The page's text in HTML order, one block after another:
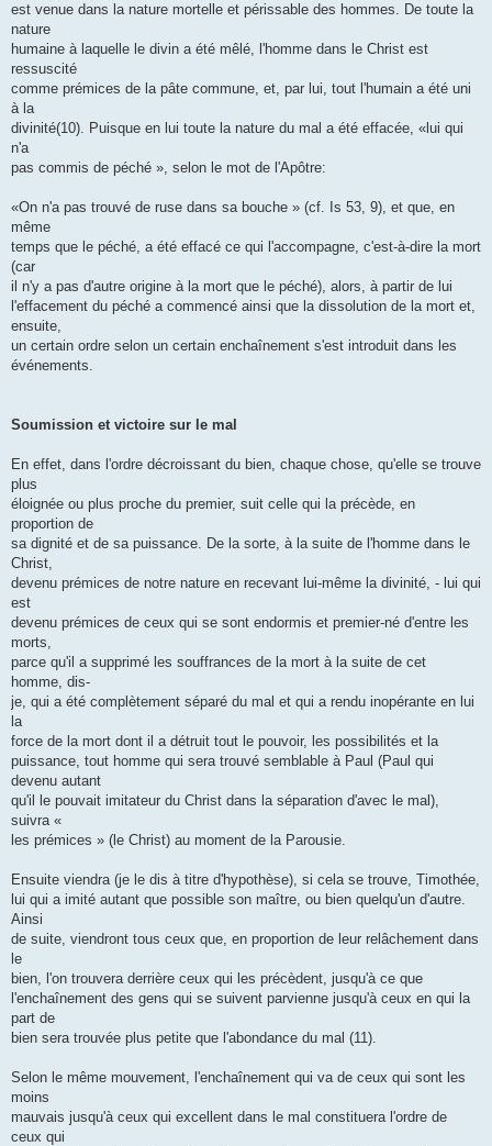
est venue dans la nature mortelle et périssable des hommes. De toute la
nature
humaine à laquelle le divin a été mêlé, l'homme dans le Christ est
ressuscité
comme prémices de la pâte commune, et, par lui, tout l'humain a été uni
à la
divinité(10). Puisque en lui toute la nature du mal a été effacée, «lui qui
n'a
pas commis de péché », selon le mot de l'Apôtre:
«On n'a pas trouvé de ruse dans sa bouche » (cf. Is 53, 9), et que, en
même
temps que le péché, a été effacé ce qui l'accompagne, c'est-à-dire la mort
(car
il n'y a pas d'autre origine à la mort que le péché), alors, à partir de lui
l'effacement du péché a commencé ainsi que la dissolution de la mort et,
ensuite,
un certain ordre selon un certain enchaînement s'est introduit dans les
événements.
Soumission et victoire sur le mal
En effet, dans l'ordre décroissant du bien, chaque chose, qu'elle se trouve
plus
éloignée ou plus proche du premier, suit celle qui la précède, en
proportion de
sa dignité et de sa puissance. De la sorte, à la suite de l'homme dans le
Christ,
devenu prémices de notre nature en recevant lui-même la divinité, - lui qui
est
devenu prémices de ceux qui se sont endormis et premier-né d'entre les
morts,
parce qu'il a supprimé les souffrances de la mort à la suite de cet
homme, dis-
je, qui a été complètement séparé du mal et qui a rendu inopérante en lui
la
force de la mort dont il a détruit tout le pouvoir, les possibilités et la
puissance, tout homme qui sera trouvé semblable à Paul (Paul qui
devenu autant
qu'il le pouvait imitateur du Christ dans la séparation d'avec le mal),
suivra «
les prémices » (le Christ) au moment de la Parousie.
Ensuite viendra (je le dis à titre d'hypothèse), si cela se trouve, Timothée,
lui qui a imité autant que possible son maître, ou bien quelqu'un d'autre.
Ainsi
de suite, viendront tous ceux que, en proportion de leur relâchement dans
le
bien, l'on trouvera derrière ceux qui les précèdent, jusqu'à ce que
l'enchaînement des gens qui se suivent parvienne jusqu'à ceux en qui la
part de
bien sera trouvée plus petite que l'abondance du mal (11).
Selon le même mouvement, l'enchaînement qui va de ceux qui sont les
moins
mauvais jusqu'à ceux qui excellent dans le mal constituera l'ordre de
ceux qui